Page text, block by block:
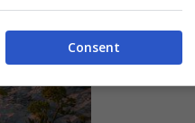
Consent